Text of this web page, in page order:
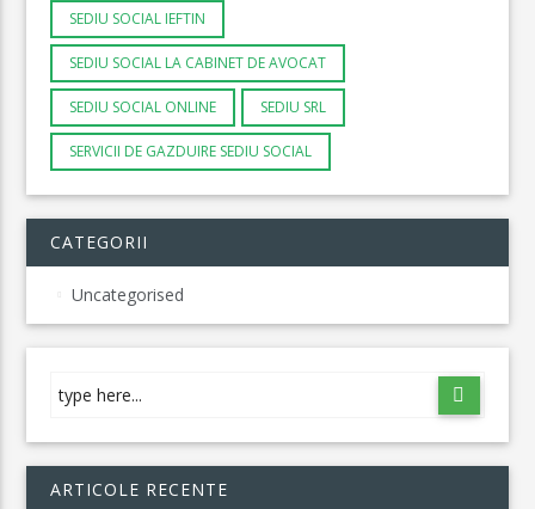
SEDIU SOCIAL IEFTIN
SEDIU SOCIAL LA CABINET DE AVOCAT
SEDIU SOCIAL ONLINE SEDIU SRL
SERVICII DE GAZDUIRE SEDIU SOCIAL
CATEGORII
Uncategorised
ARTICOLE RECENTE